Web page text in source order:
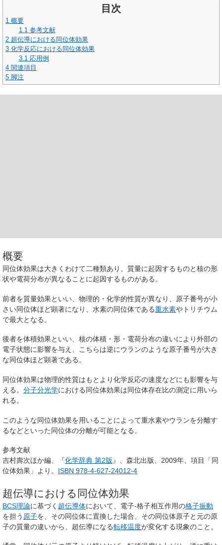
目次
1 概要
1.1 参考文献
2 超伝導における同位体効果
3 化学反応における同位体効果
3.1 応用例
4 関連項目
5 脚注
概要
同位体効果は大きくわけて二種類あり、質量に起因するものと核の形
状や電荷分布が異なることに起因するものがある。
前者を質量効果といい、物理的・化学的性質が異なり、原子番号が小
さい同位体ほど顕著になり、水素の同位体である重水素やトリチウム
で最大となる。
後者を体積効果といい、核の体積・形・電荷分布の違いにより外部の
電子状態に影響を与え、こちらは逆にウランのような原子番号が大き
な同位体ほど顕著である。
同位体効果は物理的性質はもとより化学反応の速度などにも影響を与
える。 分子分光学における同位体効果は同位体存在比の測定に用いら
れる。
このような同位体効果を用いることによって重水素やウランを分離す
るなどといった同位体の分離が可能となる。
参考文献
吉村壽次ほか編、『化学辞典 第2版』、森北出版、2009年、項目「同
位体効果」より。 ISBN 978-4-627-24012-4
超伝導における同位体効果
BCS理論に基づく 超伝導体において、電子-格子相互作用の格子振動
を担う 原子を、その同位体に置換した場合、その同位体原子と元の原
子の質量の違いから、超伝導になる転移温度が変化する現象のこと。